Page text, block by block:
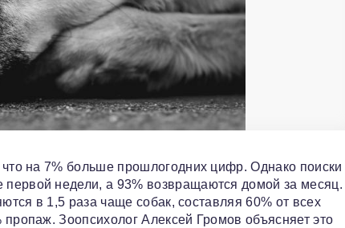
на 7% больше прошлогодних цифр. Однако поиски
недели, а 93% возвращаются домой за месяц.
в 1,5 раза чаще собак, составляя 60% от всех
Зоопсихолог Алексей Громов объясняет это